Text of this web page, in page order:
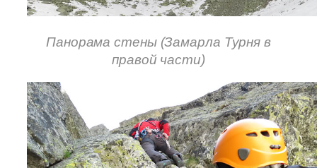
Панорама стены (Замарла Турня в
правой части)